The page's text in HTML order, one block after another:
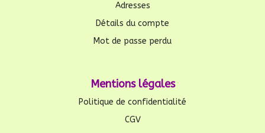
Adresses
Détails du compte
Mot de passe perdu
Mentions légales
Politique de confidentialité
CGV